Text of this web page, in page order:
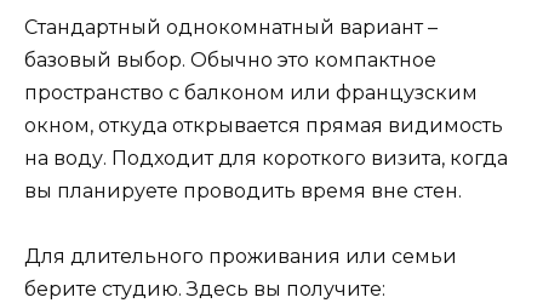
Стандартный однокомнатный вариант –
базовый выбор. Обычно это компактное
пространство с балконом или французским
окном, откуда открывается прямая видимость
на воду. Подходит для короткого визита, когда
вы планируете проводить время вне стен.
Для длительного проживания или семьи
берите студию. Здесь вы получите: